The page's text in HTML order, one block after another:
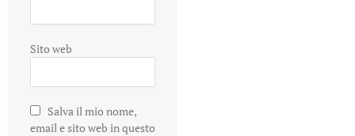
Sito web
Salva il mio nome,
email e sito web in questo